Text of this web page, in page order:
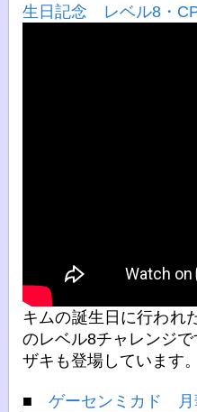
生日記念 レベル8・
キムの誕生日に行われ
のレベル8チャレンジ
ザキも登場しています
■ ゲーセンミカド